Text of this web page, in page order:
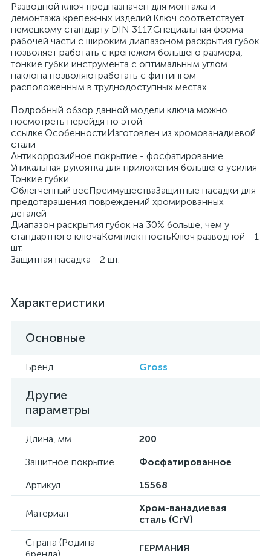
Разводной ключ предназначен для монтажа и
демонтажа крепежных изделий.Ключ соответствует
немецкому стандарту DIN 3117.Специальная форма
рабочей части с широким диапазоном раскрытия губок
позволяет работать с крепежом большего размера,
тонкие губки инструмента с оптимальным углом
наклона позволяютработать с фиттингом
расположенным в труднодоступных местах.
Подробный обзор данной модели ключа можно
посмотреть перейдя по этой
ссылке.ОсобенностиИзготовлен из хромованадиевой
стали
Антикоррозийное покрытие - фосфатирование
Уникальная рукоятка для приложения большего усилия
Тонкие губки
Облегченный весПреимуществаЗащитные насадки для
предотвращения повреждений хромированных
деталей
Диапазон раскрытия губок на 30% больше, чем у
стандартного ключаКомплектностьКлюч разводной - 1
шт.
Защитная насадка - 2 шт.
Характеристики
Основные
Бренд Gross
Другие
параметры
Длина, мм
200
Защитное покрытие
Фосфатированное
Артикул
15568
Материал
Хром-ванадиевая
сталь (CrV)
Страна (Родина
ГЕРМАНИЯ